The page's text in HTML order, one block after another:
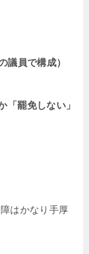
議員で構成）
「罷免しない」
はかなり手厚